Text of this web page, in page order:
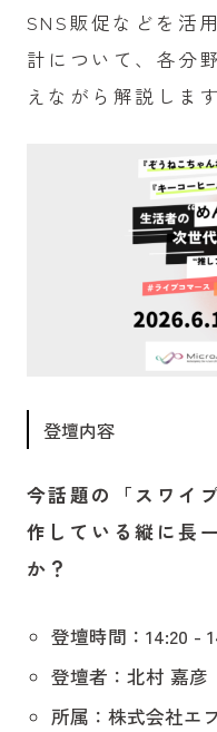
SNS販促などを活
計について、各分
えながら解説します
登壇内容
今話題の「スワイ
作している縦に長
か？
登壇時間：14:20 -
登壇者：北村 嘉彦
所属：株式会社エ